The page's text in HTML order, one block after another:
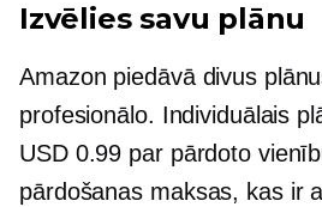
Izvēlies savu plānu
Amazon piedāvā divus
profesionālo. Individuālais
USD 0.99 par pārdoto
pārdošanas maksas, kas ir